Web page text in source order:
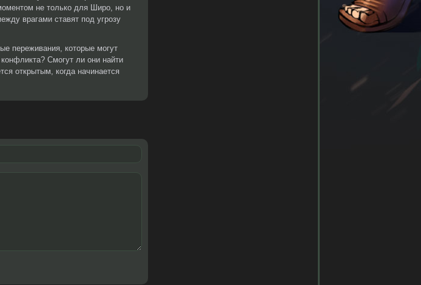
не только для Широ, но и
врагами ставят под угрозу
переживания, которые могут
Смогут ли они найти
открытым, когда начинается